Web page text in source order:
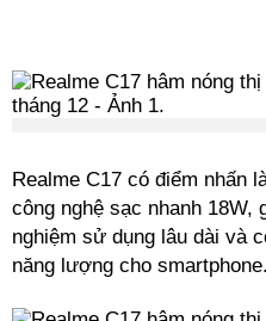
Realme C17 có điểm nhấn
công nghệ sạc nhanh 18W,
nghiệm sử dụng lâu dài và
năng lượng cho smartphone.